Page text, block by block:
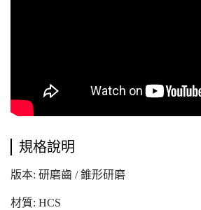
規格說明
版本: 研磨齒 / 錐形研磨
材質: HCS